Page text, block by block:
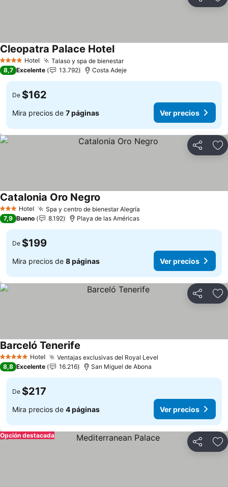
4 EstrellasHotel Talaso y spa de bienestarVer precios
Cleopatra Palace HotelVer precios
8,7 Excelente 13.792 Costa Adeje
De $162
Mira precios de 7 páginas Ver precios
Compartir
3 Estrellas
Hotel Spa y centro de bienestar Alegría
Catalonia Oro Negro
7,9 Bueno 8.192 Playa de las Américas
De $199
Mira precios de 8 páginas Ver precios
Compartir
5 Estrellas Hotel Ventajas exclusivas del Royal Level
Barceló Tenerife
8,8 Excelente 16.216 San Miguel de Abona
De $217
Mira precios de 4 páginas Ver precios
Compartir
Opción destacada